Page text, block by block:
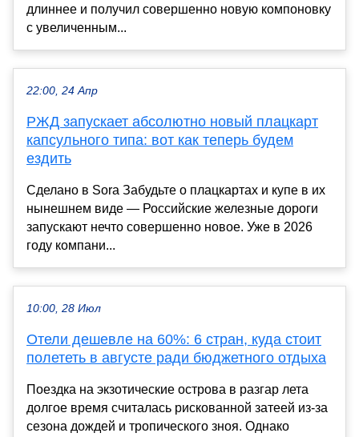
длиннее и получил совершенно новую компоновку
с увеличенным...
22:00, 24 Апр
РЖД запускает абсолютно новый плацкарт
капсульного типа: вот как теперь будем
ездить
Сделано в Sora Забудьте о плацкартах и купе в их
нынешнем виде — Российские железные дороги
запускают нечто совершенно новое. Уже в 2026
году компани...
10:00, 28 Июл
Отели дешевле на 60%: 6 стран, куда стоит
полететь в августе ради бюджетного отдыха
Поездка на экзотические острова в разгар лета
долгое время считалась рискованной затеей из-за
сезона дождей и тропического зноя. Однако